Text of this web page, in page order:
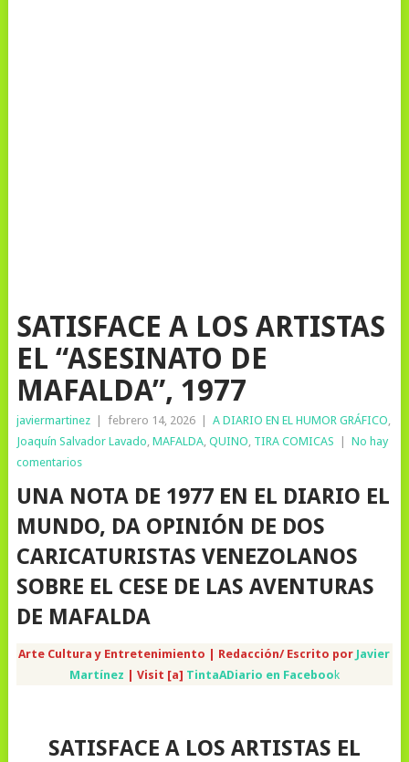
SATISFACE A LOS ARTISTAS
EL “ASESINATO DE
MAFALDA”, 1977
javiermartinez febrero 14, 2026 A DIARIO EN EL HUMOR GRÁFICO,
Joaquín Salvador Lavado, MAFALDA, QUINO, TIRA COMICAS
No hay
comentarios
UNA NOTA DE 1977 EN EL DIARIO EL
MUNDO, DA OPINIÓN DE DOS
CARICATURISTAS VENEZOLANOS
SOBRE EL CESE DE LAS AVENTURAS
DE MAFALDA
Arte Cultura y Entretenimiento | Redacción/ Escrito por Javier
Martínez | Visit [a] TintaADiario en Faceboo k
SATISFACE A LOS ARTISTAS EL